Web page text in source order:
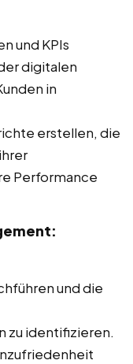
und KPIs
digitalen
in
erstellen, die
Performance
und die
zu identifizieren.